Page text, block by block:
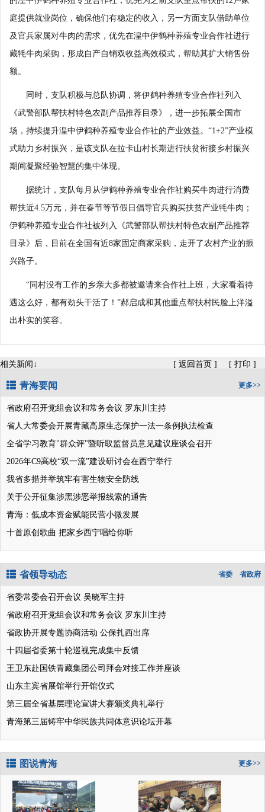
庭提供就业岗位，确保他们有稳定的收入，另一方面支队借助单位
及官兵家属对牛肉的需求，优先在湟中伊鹤种养殖专业合作社进行
藏牦牛肉采购，形成自产自销双收益高效模式，帮助其扩大销售份
额。
同时，支队积极与总队协调，将伊鹤种养殖专业合作社列入
《武警部队帮扶村特色农副产品推荐目录》，进一步拓展全国市
场，持续提升湟中伊鹤种养殖专业合作社的产业效益。“1+2”产业模
式助力乡村振兴，是该支队在拉卡山村长期进行扶贫衔接乡村振兴
期间凝聚经验智慧的集中体现。
据统计，支队每月从伊鹤种养殖专业合作社购买牛肉进行消费
帮扶近4.5万元，并在春节等节假日倡导官兵购买扶贫产业牦牛肉；
伊鹤种养殖专业合作社被列入《武警部队帮扶村特色农副产品推荐
目录》后，目前在全国有近8家固定商家采购，走开了农村产业的振
兴路子。
“同村没有工作的乡亲大多都被邀请来合作社上班，大家看着待
遇这么好，都有劲头干活了！”郝启成和其他重点帮扶村民脸上洋溢
出朴实的笑容。
相关新闻↓ [ 返回首页 ] [ 打印 ]
青海要闻 更多>>
省政府召开党组会议和常务会议 罗东川主持
省人大常委会开展青藏高原生态保护一法一条例执法检查
全省学习教育"群众评"暨听取监督员意见建议座谈会召开
2026年C9高校“双一流”建设研讨会在西宁举行
我省多措并举筑牢有害生物安全防线
关于公开征集涉黑涉恶举报线索的通告
青海：低成本资金赋能民营小微发展
十首原创歌曲 把家乡西宁唱给你听
省领导动态 省政府
省委
省委常委会召开会议 吴晓军主持
省政府召开党组会议和常务会议 罗东川主持
省政协开展专题协商活动 公保扎西出席
十四届省委第十轮巡视完成集中反馈
王卫东赴国铁青藏集团公司拜会对接工作并座谈
山东主宾省展馆举行开馆仪式
第三届全省基层理论宣讲大赛颁奖典礼举行
青海第三届铸牢中华民族共同体意识论坛开幕
图说青海 更多>>